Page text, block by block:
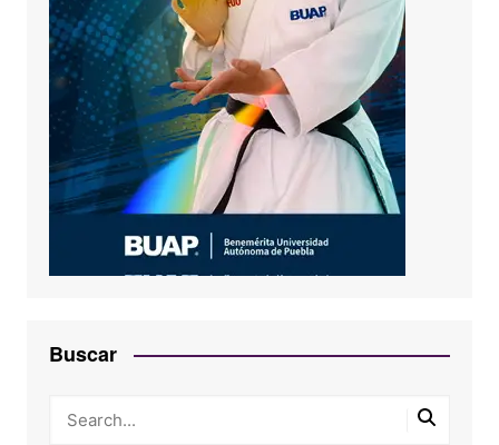
Buscar